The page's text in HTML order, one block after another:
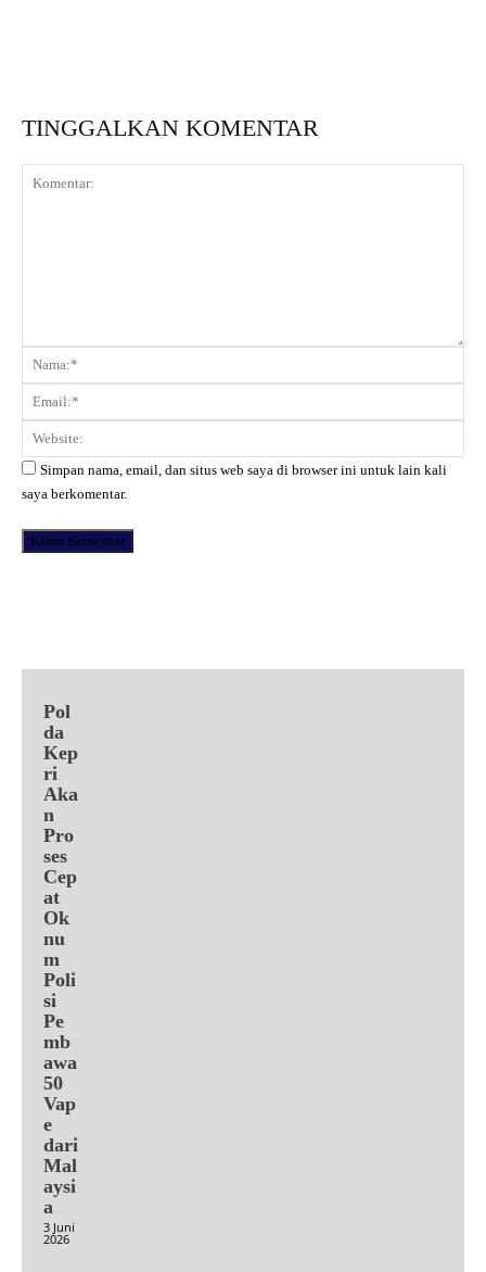
TINGGALKAN KOMENTAR
Komentar:
Simpan nama, email, dan situs web saya di browser ini untuk lain kali
saya berkomentar.
Pol
da
Kep
ri
Aka
n
Pro
ses
Cep
at
Ok
nu
m
Poli
si
Pe
mb
awa
50
Vap
e
dari
Mal
aysi
a
3 Juni
2026